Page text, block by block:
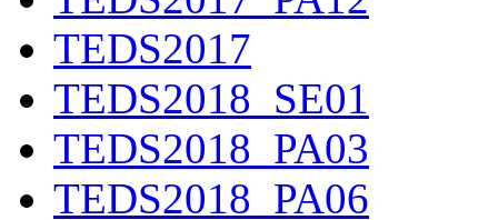
TEDS2017
TEDS2018_SE01
TEDS2018_PA03
TEDS2018_PA06